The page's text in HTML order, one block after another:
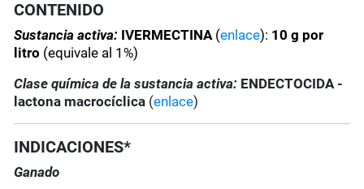
CONTENIDO
Sustancia activa: IVERMECTINA(enlace): 10 g por
litro (equivale al 1%)
Clase química de la sustancia activa: ENDECTOCIDA -
lactona macrocíclica (enlace)
INDICACIONES*
Ganado